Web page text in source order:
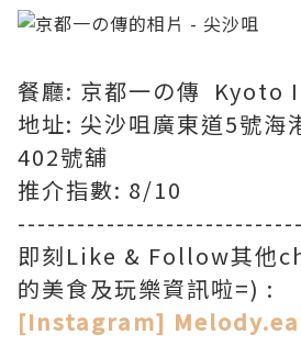
餐廳: 京都一の傳 Kyoto
地址: 尖沙咀廣東道5號海
402號舖
推介指數: 8/10
即刻Like & Follow其他
的美食及玩樂資訊啦=) :
[Instagram]